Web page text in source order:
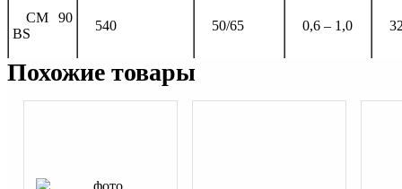
CM 90
BS
540 50/65 0,6 – 1,0
Похожие товары